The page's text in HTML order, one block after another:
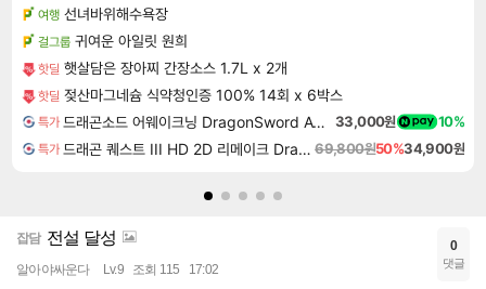
여행 선녀바위해수욕장
걸그룹 귀여운 아일릿 원희
핫딜 햇살담은 장아찌 간장소스 1.7L x 2개
핫딜 젖산마그네슘 식약청인증 100% 14회 x 6박스
특가 드래곤소드 어웨이크닝 DragonSword Awakening 33,000원 10%
특가 드래곤 퀘스트 III HD 2D 리메이크 Dragon Quest III HD 2D Remake 69,800원50%34,900원
잡담 전설 달성
알아야싸운다 Lv.9 조회 115 17:02
0
댓글